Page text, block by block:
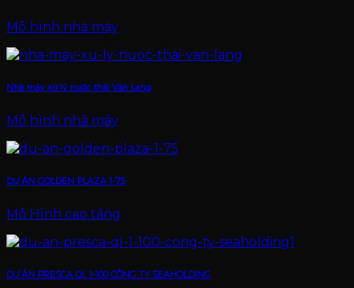
Mô hình nhà máy
Nhà máy xử lý nước thải Văn Lang
Mô hình nhà máy
DỰ ÁN GOLDEN PLAZA 1-75
Mô Hình cao tầng
DỰ ÁN PRESCA QL 1-100 CÔNG TY SEAHOLDING